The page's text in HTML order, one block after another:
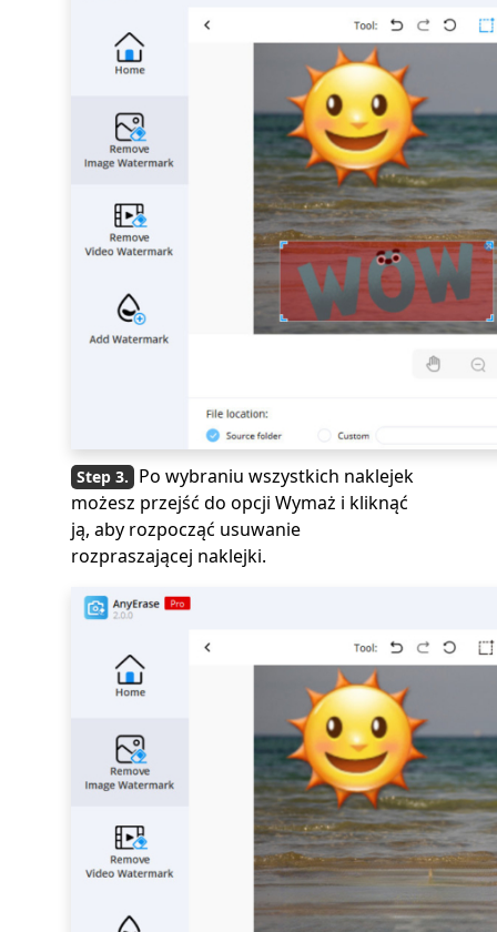
Po wybraniu wszystkich naklejek
możesz przejść do opcji Wymaż i kliknąć
ją, aby rozpocząć usuwanie
rozpraszającej naklejki.